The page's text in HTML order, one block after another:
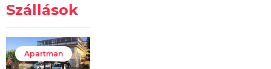
Szállások
Apartman